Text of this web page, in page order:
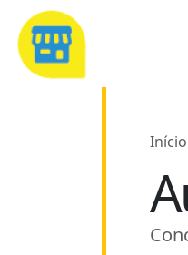
Início